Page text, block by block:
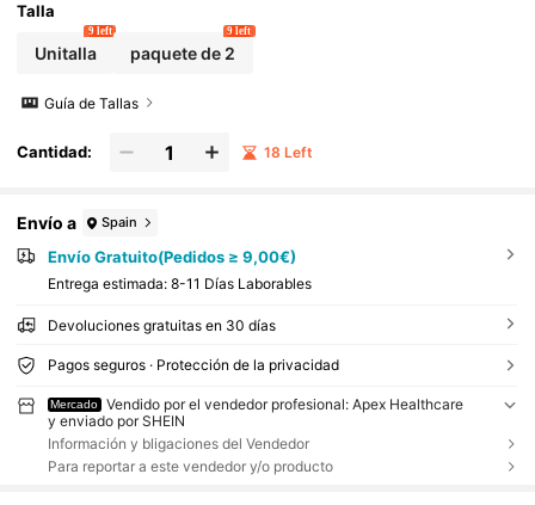
Talla
Unitalla
9 left
paquete de 2
9 left
Guía de Tallas
Cantidad: 18 Left
Envío a Spain
Envío Gratuito(Pedidos ≥ 9,00€)
Entrega estimada: 8-11 Días Laborables
Devoluciones gratuitas en 30 días
Pagos seguros · Protección de la privacidad
Mercado
Vendido por el vendedor profesional: Apex Healthcare
y enviado por SHEIN
Información y bligaciones del Vendedor
Para reportar a este vendedor y/o producto